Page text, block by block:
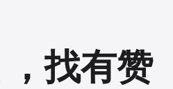
，找有赞